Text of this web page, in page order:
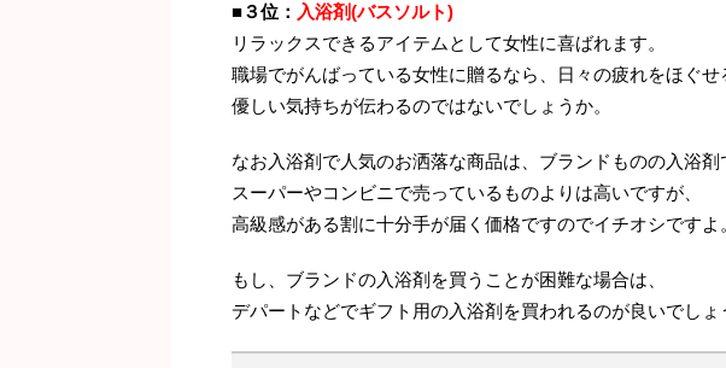
■３位： 入浴剤(バスソルト)
リラックスできるアイテムとして女性に喜ばれます。
職場でがんばっている女性に贈るなら、日々の疲れをほぐせ
優しい気持ちが伝わるのではないでしょうか。
なお入浴剤で人気のお洒落な商品は、ブランドものの入浴剤
スーパーやコンビニで売っているものよりは高いですが、
高級感がある割に十分手が届く価格ですのでイチオシですよ
もし、ブランドの入浴剤を買うことが困難な場合は、
デパートなどでギフト用の入浴剤を買われるのが良いでしょ